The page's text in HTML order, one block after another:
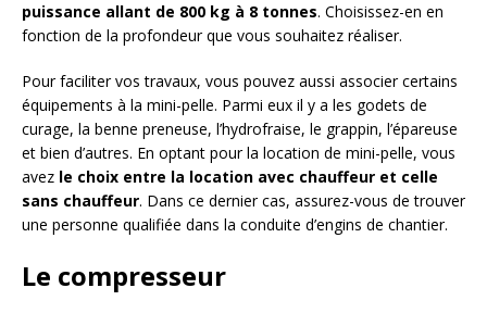
puissance allant de 800 kg à 8 tonnes. Choisissez-en en
fonction de la profondeur que vous souhaitez réaliser.
Pour faciliter vos travaux, vous pouvez aussi associer certains
équipements à la mini-pelle. Parmi eux il y a les godets de
curage, la benne preneuse, l’hydrofraise, le grappin, l’épareuse
et bien d’autres. En optant pour la location de mini-pelle, vous
avez le choix entre la location avec chauffeur et celle
sans chauffeur. Dans ce dernier cas, assurez-vous de trouver
une personne qualifiée dans la conduite d’engins de chantier.
Le compresseur